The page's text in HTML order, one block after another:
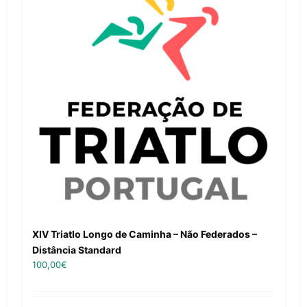
XIV Triatlo Longo de Caminha – Não Federados –
Distância Standard
100,00€